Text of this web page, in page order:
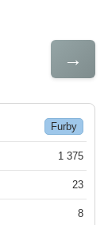
→
Furby
1 375
23
8